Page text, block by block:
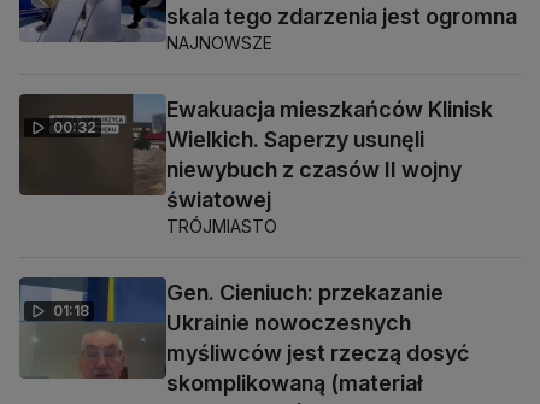
skala tego zdarzenia jest ogromna
NAJNOWSZE
00:32
Ewakuacja mieszkańców Klinisk
Wielkich. Saperzy usunęli
niewybuch z czasów II wojny
światowej
TRÓJMIASTO
01:18
Gen. Cieniuch: przekazanie
Ukrainie nowoczesnych
myśliwców jest rzeczą dosyć
skomplikowaną (materiał